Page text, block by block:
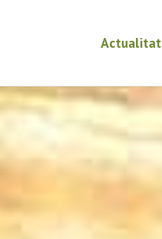
Actualitat